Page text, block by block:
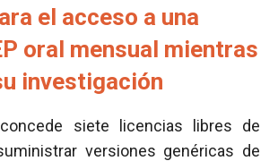
el acceso a una
oral mensual mientras
investigación
siete licencias libres de
versiones genéricas de